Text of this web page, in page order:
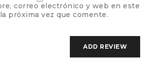
correo electrónico y web en este
próxima vez que comente.